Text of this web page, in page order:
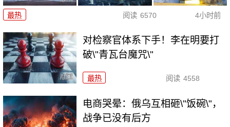
最热 阅读 6570 4小时前
对检察官体系下手！李在明要打
破\"青瓦台魔咒\"
最热 阅读 4558
电商哭晕：俄乌互相砸\"饭碗\"，
战争已没有后方